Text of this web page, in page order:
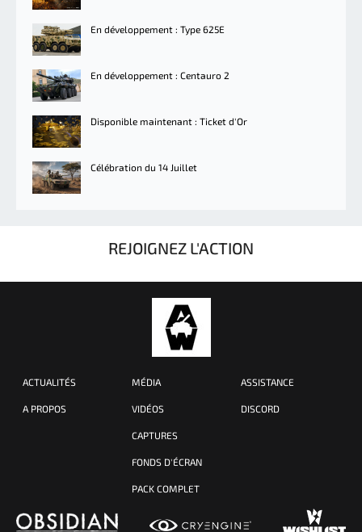
En développement : Type 625E
En développement : Centauro 2
Disponible maintenant : Ticket d'Or
Célébration du 14 Juillet
REJOIGNEZ L'ACTION
ACTUALITÉS
A PROPOS
MÉDIA
VIDÉOS
CAPTURES
FONDS D'ÉCRAN
PACK COMPLET
ASSISTANCE
DISCORD